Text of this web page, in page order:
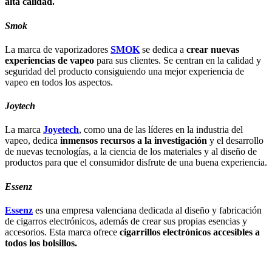
Smok
La marca de vaporizadores SMOK se dedica a crear nuevas
experiencias de vapeo para sus clientes. Se centran en la calidad y
seguridad del producto consiguiendo una mejor experiencia de
vapeo en todos los aspectos.
Joytech
La marca Joyetech, como una de las líderes en la industria del
vapeo, dedica inmensos recursos a la investigación y el desarrollo
de nuevas tecnologías, a la ciencia de los materiales y al diseño de
productos para que el consumidor disfrute de una buena experiencia.
Essenz
Essenz es una empresa valenciana dedicada al diseño y fabricación
de cigarros electrónicos, además de crear sus propias esencias y
accesorios. Esta marca ofrece cigarrillos electrónicos accesibles a
todos los bolsillos.